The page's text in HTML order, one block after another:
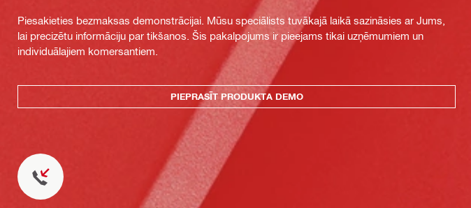
Piesakieties bezmaksas demonstrācijai. Mūsu speciālists tuvākajā laikā sazināsies ar Jums,
lai precizētu informāciju par tikšanos. Šis pakalpojums ir pieejams tikai uzņēmumiem un
individuālajiem komersantiem.
PIEPRASĪT PRODUKTA DEMO